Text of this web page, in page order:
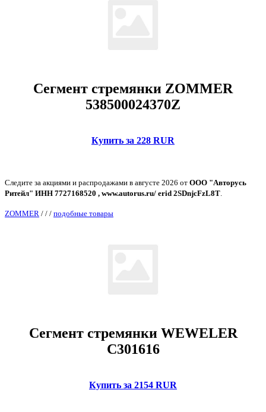
Сегмент стремянки ZOMMER
538500024370Z
Купить за 228 RUR
Следите за акциями и распродажами в августе 2026 от ООО "Авторусь
Ритейл" ИНН 7727168520 , www.autorus.ru/ erid 2SDnjcFzL8T.
ZOMMER / / / подобные товары
Сегмент стремянки WEWELER
C301616
Купить за 2154 RUR